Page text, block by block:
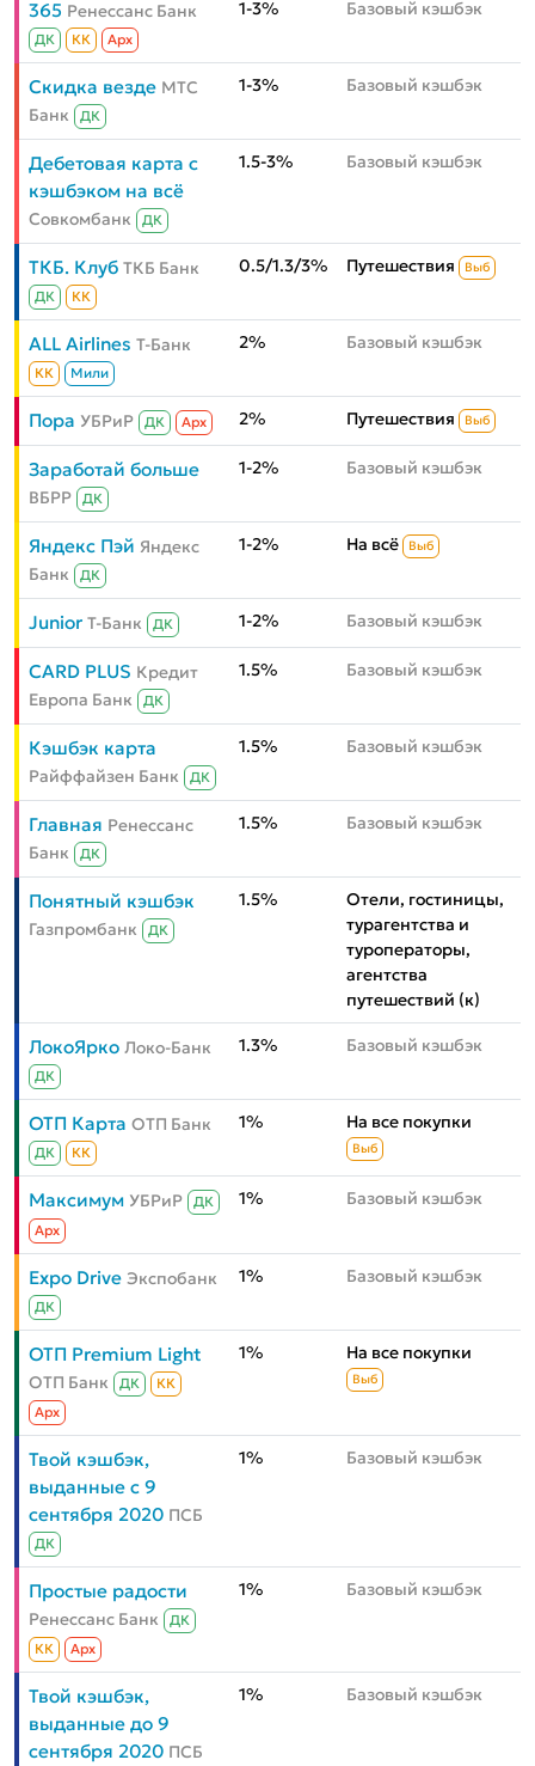
365 Ренессанс Банк
ДК КК Aрх
1-3% Базовый кэшбэк
Скидка везде МТС
Банк
ДК
1-3% Базовый кэшбэк
Дебетовая карта с
кэшбэком на всё
Совкомбанк ДК
1.5-3% Базовый кэшбэк
ТКБ. Клуб ТКБ Банк
ДК КК
0.5/1.3/3% Путешествия Выб
ALL Airlines Т-Банк
КК Мили
2% Базовый кэшбэк
Пора УБРиР ДК Aрх 2% Путешествия Выб
Заработай больше
ВБРР ДК
1-2% Базовый кэшбэк
Яндекс Пэй Яндекс
Банк
ДК
1-2% На всё Выб
Junior Т-Банк ДК 1-2% Базовый кэшбэк
CARD PLUS Кредит
Европа Банк
ДК
1.5% Базовый кэшбэк
Кэшбэк карта
Райффайзен Банк ДК
1.5% Базовый кэшбэк
Главная Ренессанс
Банк
ДК
1.5% Базовый кэшбэк
Понятный кэшбэк
Газпромбанк ДК
1.5%
Отели, гостиницы,
турагентства и
туроператоры,
агентства
путешествий (к)
ЛокоЯрко Локо-Банк
ДК
1.3% Базовый кэшбэк
ОТП Карта ОТП Банк
ДК КК
1% На все покупки
Выб
Максимум УБРиР
ДК
Aрх
1% Базовый кэшбэк
Expo Drive Экспобанк
ДК
1% Базовый кэшбэк
ОТП Premium Light
ОТП Банк ДК
КК
Aрх
1% На все покупки
Выб
Твой кэшбэк,
выданные с 9
сентября 2020 ПСБ
ДК
1% Базовый кэшбэк
Простые радости
Ренессанс Банк
ДК
КК
Aрх
1% Базовый кэшбэк
Твой кэшбэк,
выданные до 9
сентября 2020 ПСБ
1% Базовый кэшбэк